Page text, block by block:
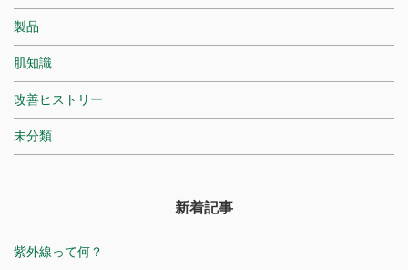
製品
肌知識
改善ヒストリー
未分類
新着記事
紫外線って何？